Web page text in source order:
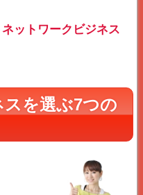
ットワークビジネス
を選ぶ7つの